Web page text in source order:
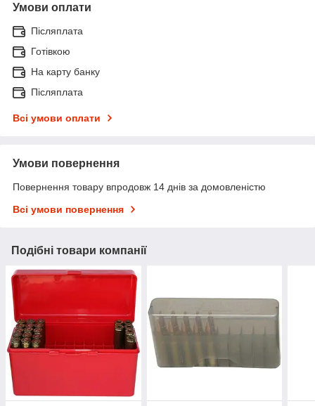
Умови оплати
Післяплата
Готівкою
На карту банку
Післяплата
Всі умови оплати
Умови повернення
Повернення товару впродовж 14 днів за домовленістю
Всі умови повернення
Подібні товари компанії